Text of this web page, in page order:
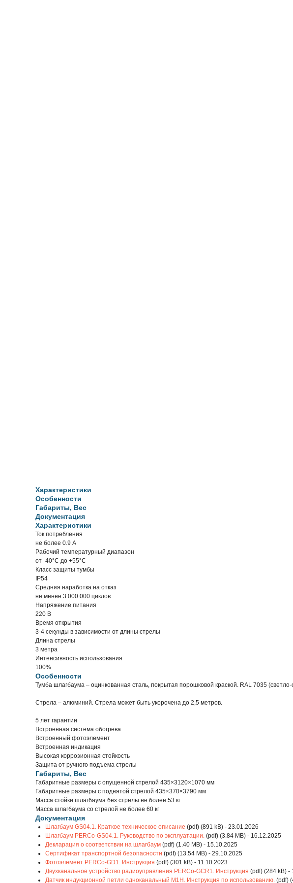
Характеристики
Особенности
Габариты, Вес
Документация
Характеристики
Ток потребления
не более 0.9 А
Рабочий температурный диапазон
от -40°C до +55°C
Класс защиты тумбы
IP54
Средняя наработка на отказ
не менее 3 000 000 циклов
Напряжение питания
220 В
Время открытия
3-4 секунды в зависимости от длины стрелы
Длина стрелы
3 метра
Интенсивность использования
100%
Особенности
Тумба шлагбаума – оцинкованная сталь, покрытая порошковой краской. RAL 7035
Стрела – алюминий. Стрела может быть укорочена до 2,5 метров.
5 лет гарантии
Встроенная система обогрева
Встроенный фотоэлемент
Встроенная индикация
Высокая коррозионная стойкость
Защита от ручного подъема стрелы
Габариты, Вес
Габаритные размеры с опущенной стрелой 435×3120×1070 мм
Габаритные размеры с поднятой стрелой 435×370×3790 мм
Масса стойки шлагбаума без стрелы не более 53 кг
Масса шлагбаума со стрелой не более 60 кг
Документация
Шлагбаум GS04.1. Краткое техническое описание (pdf) (891 kB) - 23.01.2026
Шлагбаум PERCo-GS04.1. Руководство по эксплуатации. (pdf) (3.84 MB) - 16.12.2025
Декларация о соответствии на шлагбаум (pdf) (1.40 MB) - 15.10.2025
Сертификат транспортной безопасности (pdf) (13.54 MB) - 29.10.2025
Фотоэлемент PERCo-GD1. Инструкция (pdf) (301 kB) - 11.10.2023
Двухканальное устройство радиоуправления PERCo-GCR1. Инструкция (pdf) (284 kB) -
Датчик индукционной петли одноканальный М1Н. Инструкция по использованию. (pdf)